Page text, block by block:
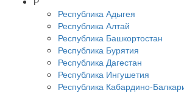
Республика Адыгея
Республика Алтай
Республика Башкортостан
Республика Бурятия
Республика Дагестан
Республика Ингушетия
Республика Кабардино-